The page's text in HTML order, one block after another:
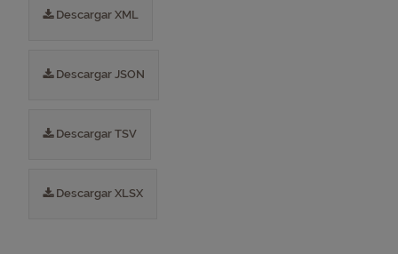
Descargar XML
Descargar JSON
Descargar TSV
Descargar XLSX